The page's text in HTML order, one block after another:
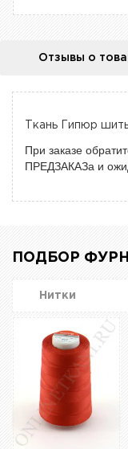
Отзывы о
Ткань Гипюр
При заказе
ПРЕДЗАКАЗа и
ПОДБОР
Нитки